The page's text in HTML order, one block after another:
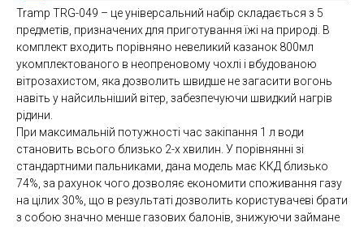
Tramp TRG-049 – це універсальний набір складається з 5
предметів, призначених для приготування їжі на природі. В
комплект входить порівняно невеликий казанок 800мл
укомплектованого в неопреновому чохлі і вбудованою
вітрозахистом, яка дозволить швидше не загасити вогонь
навіть у найсильніший вітер, забезпечуючи швидкий нагрів
рідини.
При максимальній потужності час закіпання 1 л води
становить всього близько 2-х хвилин. У порівнянні зі
стандартними пальниками, дана модель має ККД близько
74%, за рахунок чого дозволяє економити споживання газу
на цілих 30%, що в результаті дозволить користувачеві брати
з собою значно менше газових балонів, знижуючи займане